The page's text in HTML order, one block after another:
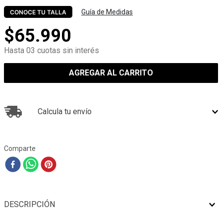
CONOCE TU TALLA Guía de Medidas
$65.990
Hasta 03 cuotas sin interés
AGREGAR AL CARRITO
Calcula tu envío
Comparte
DESCRIPCIÓN